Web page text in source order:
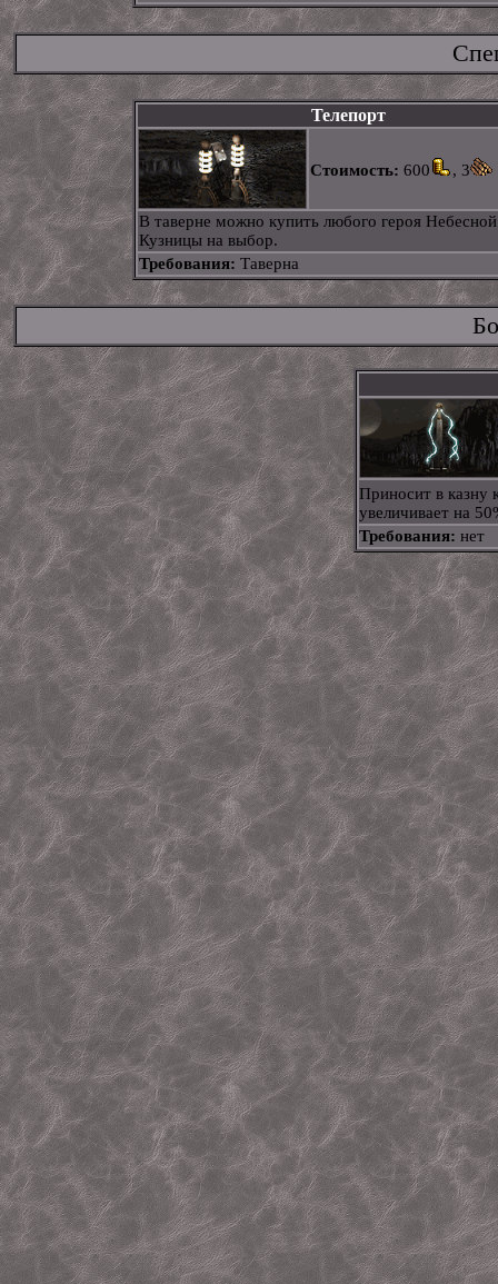
Телепорт
Стоимость: 600 , 3
В таверне можно купить любого героя Небесной
Кузницы на выбор.
Требования: Таверна
Приносит в казну
увеличивает на
Требования:нет